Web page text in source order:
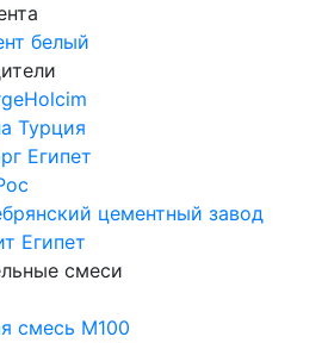
белый
Турция
Египет
цементный завод
Египет
смеси
смесь М100